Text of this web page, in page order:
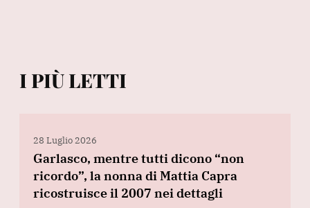
I PIÙ LETTI
28 Luglio 2026
Garlasco, mentre tutti dicono “non
ricordo”, la nonna di Mattia Capra
ricostruisce il 2007 nei dettagli